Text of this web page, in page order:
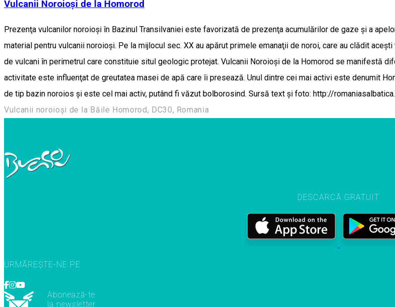
Vulcanii Noroioși de la Homorod
Prezenţa vulcanilor noroioşi în Bazinul Transilvaniei este favorizată de prezenţa acumulărilor de gaze şi a
material pentru vulcanii noroioşi. Pe la mijlocul sec. XX au apărut primele emanaţii de noroi, care au clădit
de vulcani în perimetrul care constituie situl geologic protejat. Vulcanii Noroioși de la Homorod se manifestă
activitate este influenţat de greutatea masei de apă care îi presează. Unul dintre cei mai activi este denumit
de tip bazin noroios și este cel mai activ, putând fi văzut bolborosind. Sursă text și foto: http://
Vulcanii noroioși de la Băile Homorod, DC30, Romania
DESCARCĂ GRATUIT
URMĂREȘTE-NE PE
Abonează-te
la newsletter